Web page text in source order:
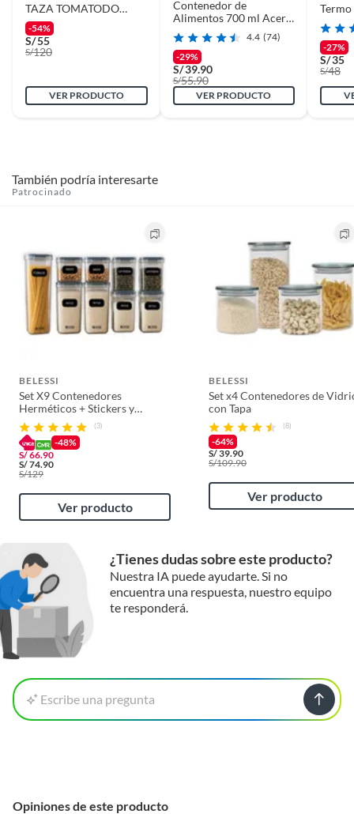
TAZA TOMATODO
PLÁSTICO 1300ML
800ML 300ML
-54%
S/55
S/120
VER PRODUCTO
Contenedor de
Alimentos 700 ml Acero
Inoxidable
4.4 (74)
-29%
S/39.90
S/55.90
VER PRODUCTO
-27%
S/35
S/48
También podría interesarte
Patrocinado
BELESSI
Set X9 Contenedores
Herméticos + Stickers y
Plumón Belessi
(3)
-48%
S/66.90
S/74.90
S/129
Ver producto
BELESSI
Set x4 Contenedores de
con Tapa
(8)
-64%
S/39.90
S/109.90
Ver producto
¿Tienes dudas sobre este producto?
Nuestra IA puede ayudarte. Si no
encuentra una respuesta, nuestro equipo
te responderá.
Escribe una pregunta
Opiniones de este producto